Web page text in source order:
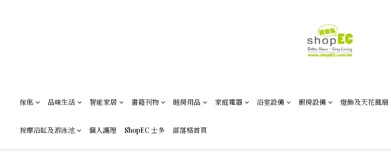
傢俬 品味生活 智能家居 書籍刊物 睡房用品 家庭電器 浴室設備 廚房設備 燈飾及天花風扇
按摩浴缸及游泳池 個人護理 ShopEC 士多 部落格首頁